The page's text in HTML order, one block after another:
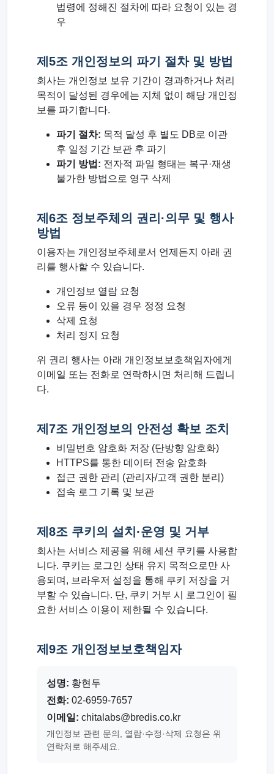
법령에 정해진 절차에 따라 요청이 있는 경
우
제5조 개인정보의 파기 절차 및 방법
회사는 개인정보 보유 기간이 경과하거나 처리
목적이 달성된 경우에는 지체 없이 해당 개인정
보를 파기합니다.
파기 절차: 목적 달성 후 별도 DB로 이관
후 일정 기간 보관 후 파기
파기 방법: 전자적 파일 형태는 복구·재생
불가한 방법으로 영구 삭제
제6조 정보주체의 권리·의무 및 행사
방법
이용자는 개인정보주체로서 언제든지 아래 권
리를 행사할 수 있습니다.
개인정보 열람 요청
오류 등이 있을 경우 정정 요청
삭제 요청
처리 정지 요청
위 권리 행사는 아래 개인정보보호책임자에게
이메일 또는 전화로 연락하시면 처리해 드립니
다.
제7조 개인정보의 안전성 확보 조치
비밀번호 암호화 저장 (단방향 암호화)
HTTPS를 통한 데이터 전송 암호화
접근 권한 관리 (관리자/고객 권한 분리)
접속 로그 기록 및 보관
제8조 쿠키의 설치·운영 및 거부
회사는 서비스 제공을 위해 세션 쿠키를 사용합
니다. 쿠키는 로그인 상태 유지 목적으로만 사
용되며, 브라우저 설정을 통해 쿠키 저장을 거
부할 수 있습니다. 단, 쿠키 거부 시 로그인이 필
요한 서비스 이용이 제한될 수 있습니다.
제9조 개인정보보호책임자
성명: 황현두
전화: 02-6959-7657
이메일: chitalabs@bredis.co.kr
개인정보 관련 문의, 열람·수정·삭제 요청은 위
연락처로 해주세요.